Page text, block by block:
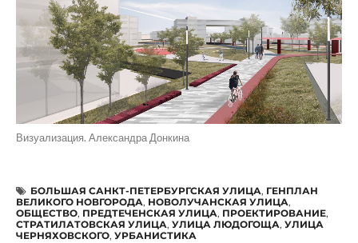
Визуализация. Александра Донкина
БОЛЬШАЯ САНКТ-ПЕТЕРБУРГСКАЯ УЛИЦА, ГЕНПЛАН
ВЕЛИКОГО НОВГОРОДА, НОВОЛУЧАНСКАЯ УЛИЦА,
ОБЩЕСТВО, ПРЕДТЕЧЕНСКАЯ УЛИЦА, ПРОЕКТИРОВАНИЕ,
СТРАТИЛАТОВСКАЯ УЛИЦА, УЛИЦА ЛЮДОГОЩА, УЛИЦА
ЧЕРНЯХОВСКОГО, УРБАНИСТИКА